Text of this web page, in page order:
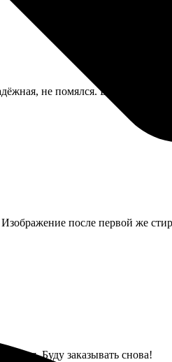
не помялся. В целом
после первой же
Буду заказывать снова!